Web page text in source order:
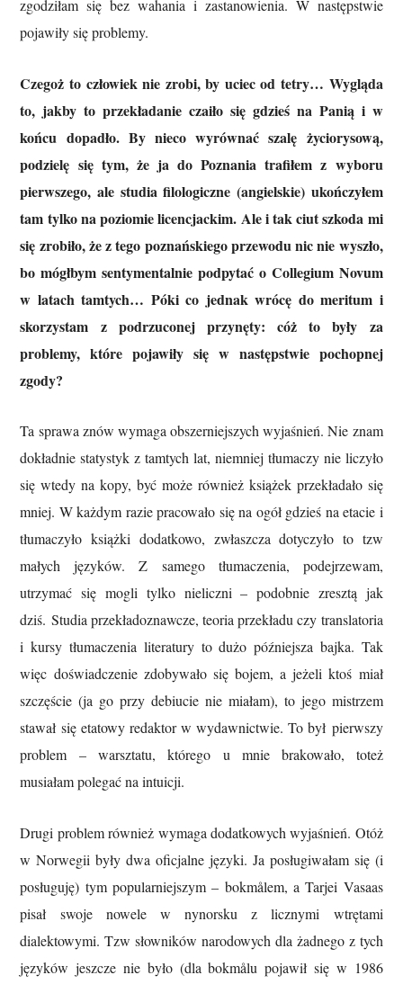
zgodziłam się bez wahania i zastanowienia. W następstwie
pojawiły się problemy.
Czegoż to człowiek nie zrobi, by uciec od tetry… Wygląda
to, jakby to przekładanie czaiło się gdzieś na Panią i w
końcu dopadło. By nieco wyrównać szalę życiorysową,
podzielę się tym, że ja do Poznania trafiłem z wyboru
pierwszego, ale studia filologiczne (angielskie) ukończyłem
tam tylko na poziomie licencjackim. Ale i tak ciut szkoda mi
się zrobiło, że z tego poznańskiego przewodu nic nie wyszło,
bo mógłbym sentymentalnie podpytać o Collegium Novum
w latach tamtych… Póki co jednak wrócę do meritum i
skorzystam z podrzuconej przynęty: cóż to były za
problemy, które pojawiły się w następstwie pochopnej
zgody?
Ta sprawa znów wymaga obszerniejszych wyjaśnień. Nie znam
dokładnie statystyk z tamtych lat, niemniej tłumaczy nie liczyło
się wtedy na kopy, być może również książek przekładało się
mniej. W każdym razie pracowało się na ogół gdzieś na etacie i
tłumaczyło książki dodatkowo, zwłaszcza dotyczyło to tzw
małych języków. Z samego tłumaczenia, podejrzewam,
utrzymać się mogli tylko nieliczni – podobnie zresztą jak
dziś. Studia przekładoznawcze, teoria przekładu czy translatoria
i kursy tłumaczenia literatury to dużo późniejsza bajka. Tak
więc doświadczenie zdobywało się bojem, a jeżeli ktoś miał
szczęście (ja go przy debiucie nie miałam), to jego mistrzem
stawał się etatowy redaktor w wydawnictwie. To był pierwszy
problem – warsztatu, którego u mnie brakowało, toteż
musiałam polegać na intuicji.
Drugi problem również wymaga dodatkowych wyjaśnień. Otóż
w Norwegii były dwa oficjalne języki. Ja posługiwałam się (i
posługuję) tym popularniejszym – bokmålem, a Tarjei Vasaas
pisał swoje nowele w nynorsku z licznymi wtrętami
dialektowymi. Tzw słowników narodowych dla żadnego z tych
języków jeszcze nie było (dla bokmålu pojawił się w 1986